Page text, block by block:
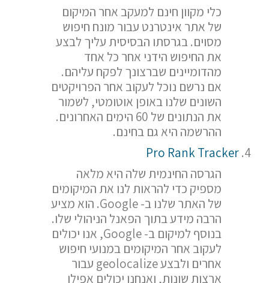
כלי מקוון חינם למעקב אחר המיקום
של אתר אינטרנט עבור מונח חיפוש
מסוים. בגרסתו הבסיסית עליך לבצע
את החיפוש הידני אחר כל אחד
מהדומיינים שברצונך לפקח עליהם.
אם נרשם נוכל לעקוב אחר הפרויקטים
השונים שלנו באופן אוטומטי, לשמור
את הנתונים של 60 הימים האחרונים.
ההרשמה היא גם בחינם.
Pro Rank Tracker
הגרסה החינמית שלה היא מלאה
מספיק כדי להראות לנו את המיקומים
של האתר שלנו ב- Google. הוא מציע
הרבה מידע בתוך הפאנל הניהולי שלו.
בנוסף למיקום ב- Google, אנו יכולים
לעקוב אחר המיקומים במנועי חיפוש
אחרים ולבצע geolocalize עבור
ארצות שונות, ואנחנו יכולים אפילו